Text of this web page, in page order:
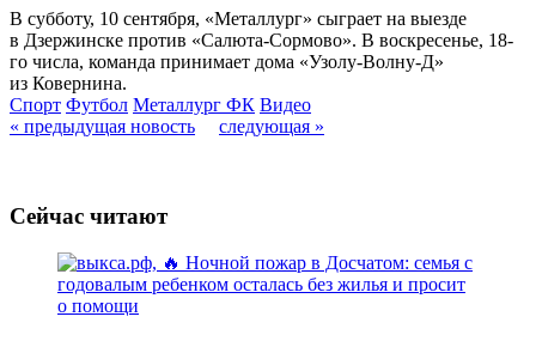
В субботу, 10 сентября, «Металлург» сыграет на выезде
в Дзержинске против «Салюта-Сормово». В воскресенье, 18-
го числа, команда принимает дома «Узолу-Волну-Д»
из Ковернина.
Спорт Футбол Металлург ФК Видео
« предыдущая новость
следующая »
Сейчас читают